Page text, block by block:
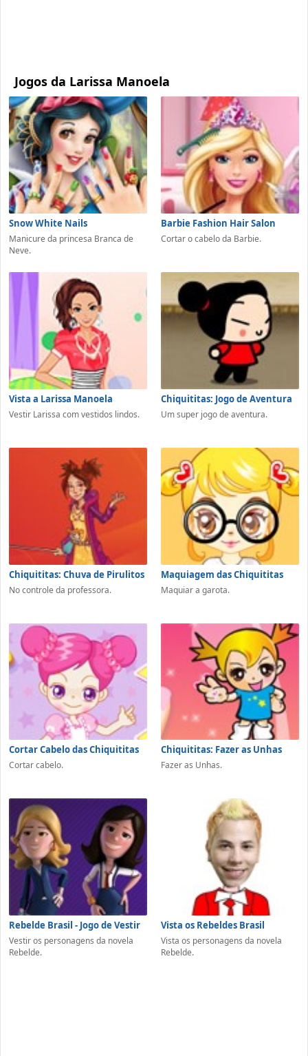
Jogos da Larissa Manoela
Snow White Nails
Manicure da princesa Branca de
Neve.
Barbie Fashion Hair Salon
Cortar o cabelo da Barbie.
Vista a Larissa Manoela
Vestir Larissa com vestidos lindos.
Chiquititas: Jogo de Aventura
Um super jogo de aventura.
Chiquititas: Chuva de Pirulitos
No controle da professora.
Maquiagem das Chiquititas
Maquiar a garota.
Cortar Cabelo das Chiquititas
Cortar cabelo.
Chiquititas: Fazer as Unhas
Fazer as Unhas.
Rebelde Brasil - Jogo de Vestir
Vestir os personagens da novela
Rebelde.
Vista os Rebeldes Brasil
Vista os personagens da novela
Rebelde.